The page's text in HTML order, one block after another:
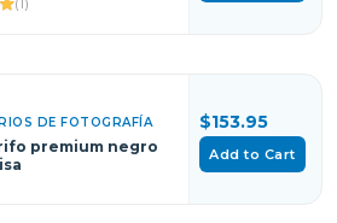
DE FOTOGRAFÍA
premium negro
$153.95
Add to Cart